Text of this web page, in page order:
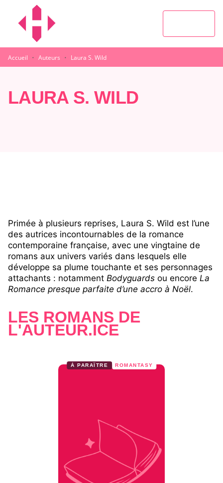
MENU
Accueil · Auteurs · Laura S. Wild
LAURA S. WILD
Primée à plusieurs reprises, Laura S. Wild est l’une
des autrices incontournables de la romance
contemporaine française, avec une vingtaine de
romans aux univers variés dans lesquels elle
développe sa plume touchante et ses personnages
attachants : notamment Bodyguards ou encore La
Romance presque parfaite d’une accro à Noël.
LES ROMANS DE
L'AUTEUR.ICE
À PARAÎTRE ROMANTASY